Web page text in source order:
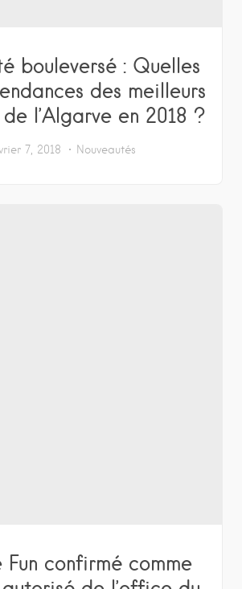
bouleversé : Quelles
des meilleurs
l’Algarve en 2018 ?
7, 2018 Nouveautés
confirmé comme